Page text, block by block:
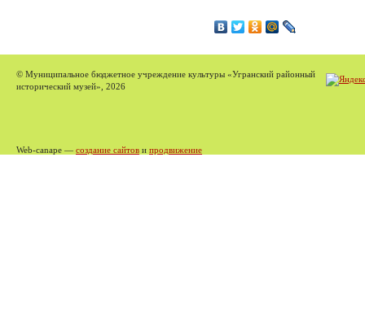
© Муниципальное бюджетное учреждение культуры «Угранский районный
исторический музей», 2026
Web-canape — создание сайтов и продвижение